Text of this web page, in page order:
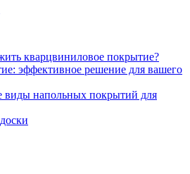
кварцвиниловое покрытие?
эффективное решение для вашего
виды напольных покрытий для